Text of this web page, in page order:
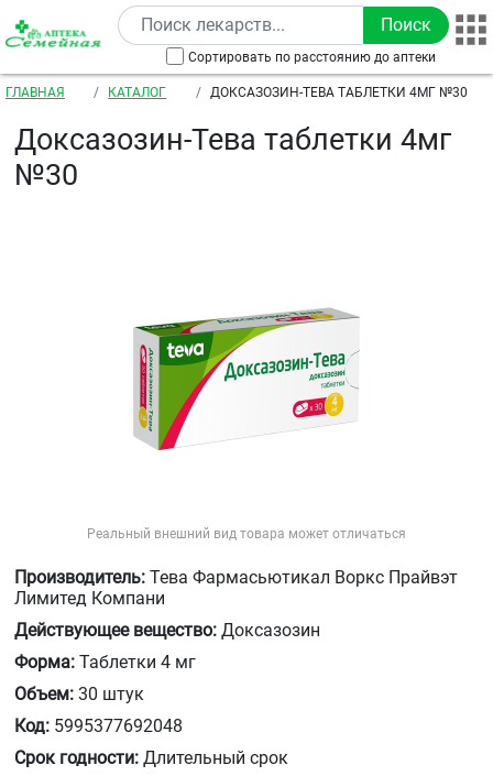
Перейти к основному содержанию
Сортировать по расстоянию до аптеки
Строка навигации
ГЛАВНАЯ КАТАЛОГ ДОКСАЗОЗИН-ТЕВА ТАБЛЕТКИ 4МГ №30
Доксазозин-Тева таблетки 4мг
№30
Реальный внешний вид товара может отличаться
Производитель: Тева Фармасьютикал Воркс Прайвэт
Лимитед Компани
Действующее вещество: Доксазозин
Форма: Таблетки 4 мг
Объем: 30 штук
Код: 5995377692048
Срок годности: Длительный срок